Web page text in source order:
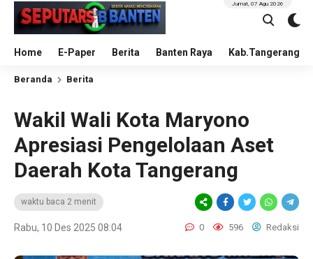
Home E-Paper Berita Banten Raya Kab.Tangerang
Jumat, 07 Agu 2026
Beranda Berita
Wakil Wali Kota Maryono
Apresiasi Pengelolaan Aset
Daerah Kota Tangerang
waktu baca 2 menit
Rabu, 10 Des 2025 08:04 0 596 Redaksi